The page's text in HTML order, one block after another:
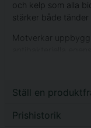
och kelp som alla
stärker både
Motverkar
Tandtuggen
med foderallergier.
Ställ en
question
Prishistorik